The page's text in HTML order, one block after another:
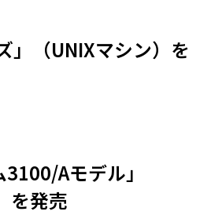
」（UNIXマシン）を
3100/Aモデル」
を発売